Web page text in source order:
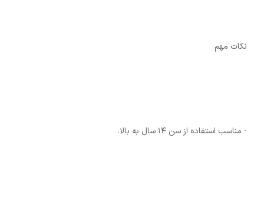
نکات مهم
· مناسب استفاده از سن ۱۴ سال به بالا.